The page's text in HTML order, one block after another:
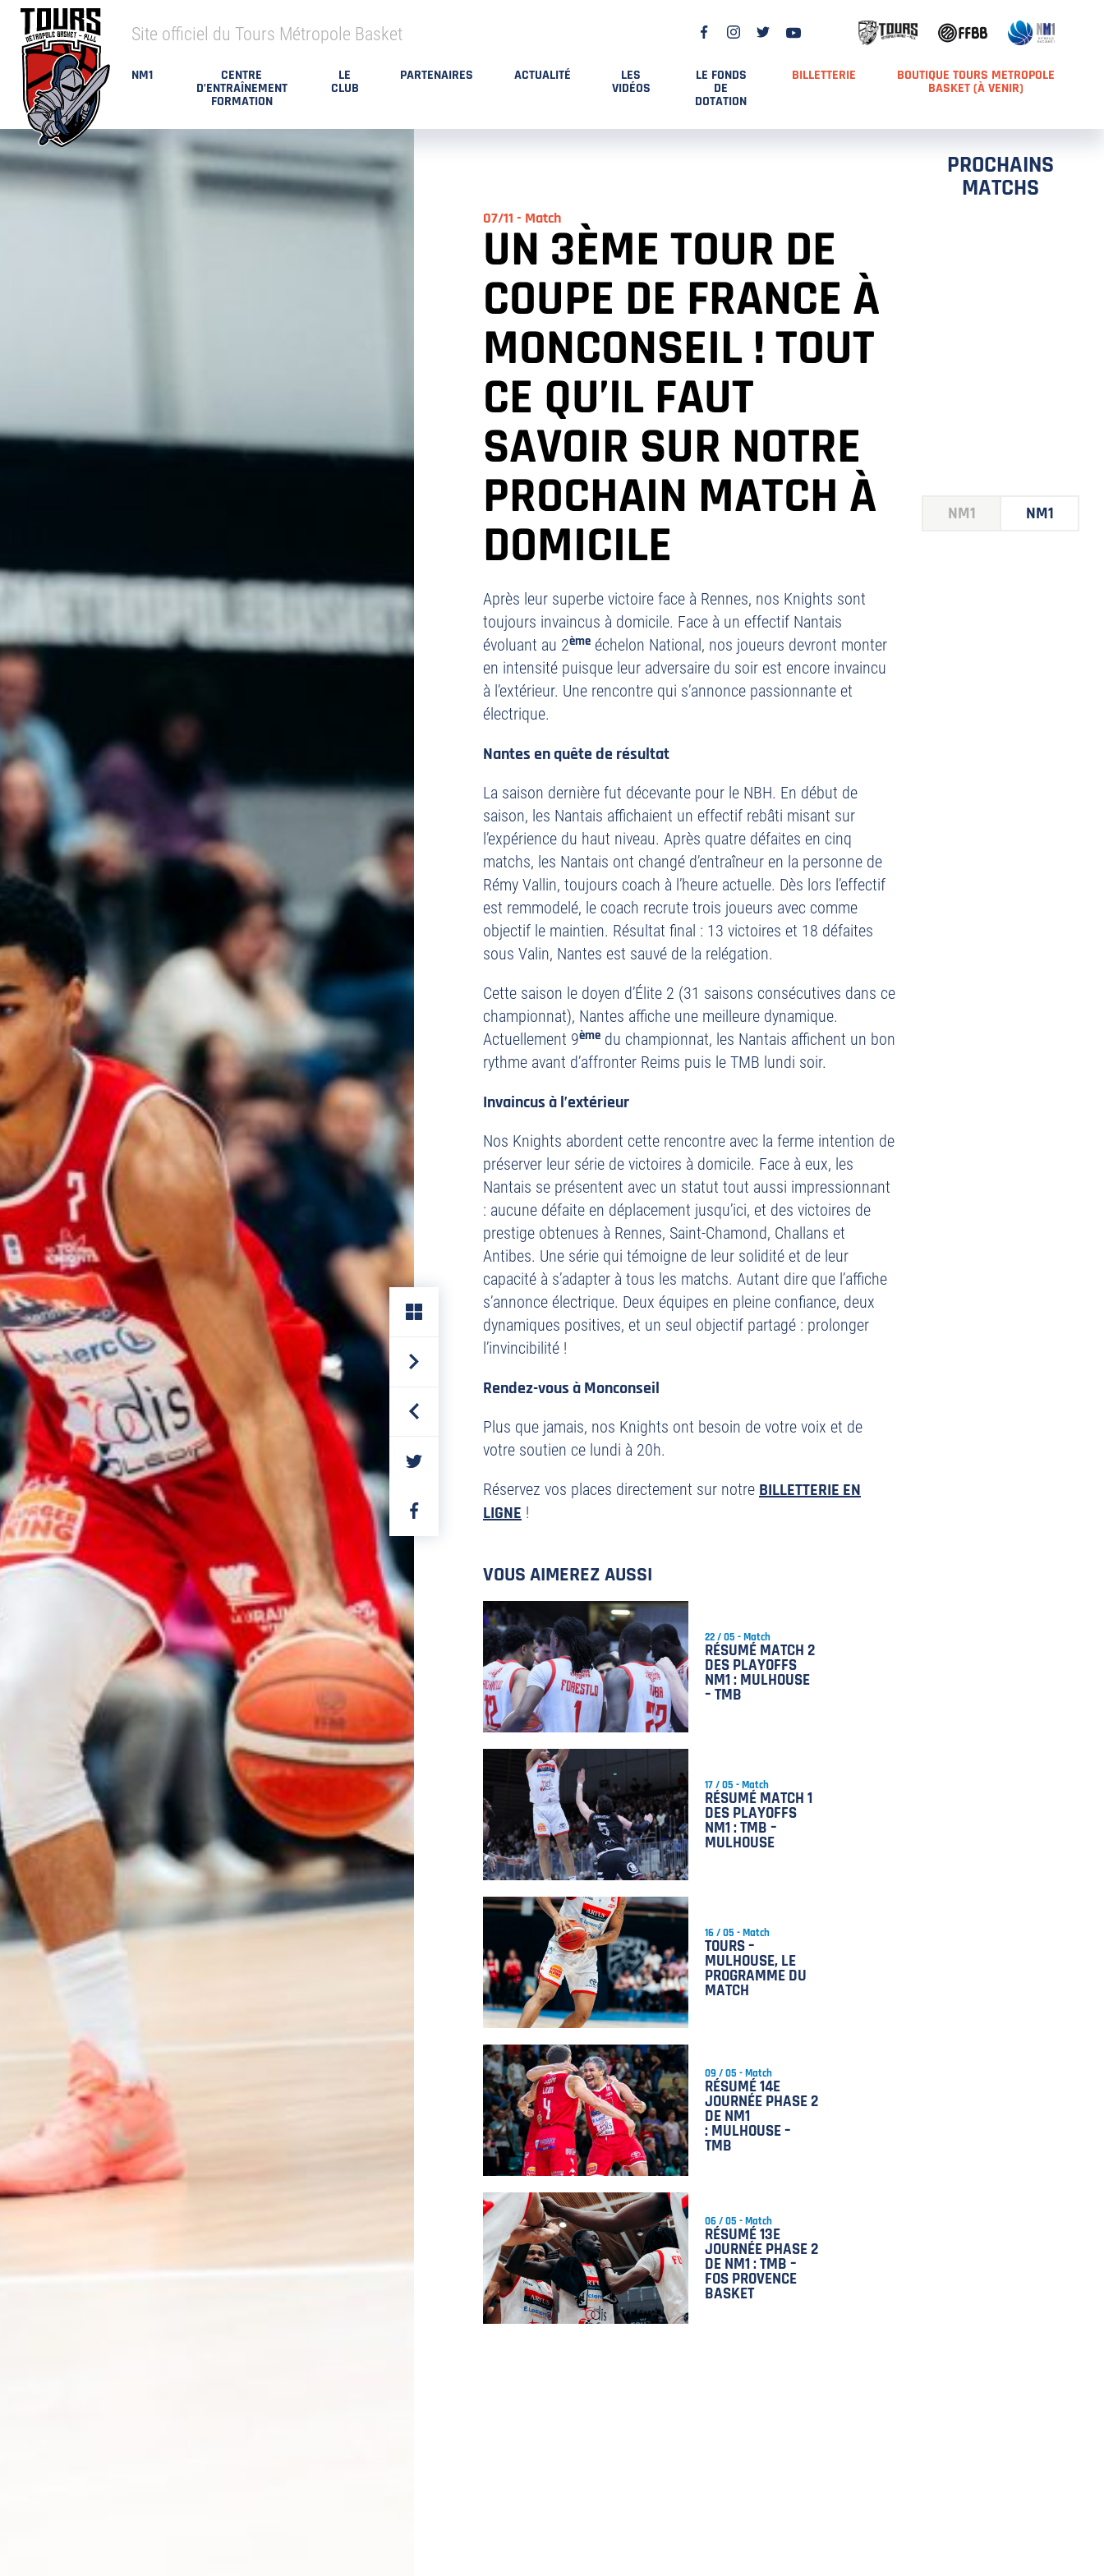
Site officiel du Tours Métropole Basket
NM1 CENTRE
D’ENTRAÎNEMENT
FORMATION
LE
CLUB
PARTENAIRES ACTUALITÉ LES
VIDÉOS
LE FONDS
DE
DOTATION
BILLETTERIE BOUTIQUE TOURS METROPOLE
BASKET (À VENIR)
PARTAGER
SUR
PARTAGER
SUR
FACEBOOK
07/11 - Match
UN 3ÈME TOUR DE
COUPE DE FRANCE À
MONCONSEIL ! TOUT
CE QU’IL FAUT
SAVOIR SUR NOTRE
PROCHAIN MATCH À
DOMICILE
Après leur superbe victoire face à Rennes, nos Knights sont
toujours invaincus à domicile. Face à un effectif Nantais
évoluant au 2ème échelon National, nos joueurs devront monter
en intensité puisque leur adversaire du soir est encore invaincu
à l’extérieur. Une rencontre qui s’annonce passionnante et
électrique.
Nantes en quête de résultat
La saison dernière fut décevante pour le NBH. En début de
saison, les Nantais affichaient un effectif rebâti misant sur
l’expérience du haut niveau. Après quatre défaites en cinq
matchs, les Nantais ont changé d’entraîneur en la personne de
Rémy Vallin, toujours coach à l’heure actuelle. Dès lors l’effectif
est remmodelé, le coach recrute trois joueurs avec comme
objectif le maintien. Résultat final : 13 victoires et 18 défaites
sous Valin, Nantes est sauvé de la relégation.
Cette saison le doyen d’Élite 2 (31 saisons consécutives dans ce
championnat), Nantes affiche une meilleure dynamique.
Actuellement 9ème du championnat, les Nantais affichent un bon
rythme avant d’affronter Reims puis le TMB lundi soir.
Invaincus à l’extérieur
Nos Knights abordent cette rencontre avec la ferme intention de
préserver leur série de victoires à domicile. Face à eux, les
Nantais se présentent avec un statut tout aussi impressionnant
: aucune défaite en déplacement jusqu’ici, et des victoires de
prestige obtenues à Rennes, Saint-Chamond, Challans et
Antibes. Une série qui témoigne de leur solidité et de leur
capacité à s’adapter à tous les matchs. Autant dire que l’affiche
s’annonce électrique. Deux équipes en pleine confiance, deux
dynamiques positives, et un seul objectif partagé : prolonger
l’invincibilité !
Rendez-vous à Monconseil
Plus que jamais, nos Knights ont besoin de votre voix et de
votre soutien ce lundi à 20h.
Réservez vos places directement sur notre BILLETTERIE EN
LIGNE !
VOUS AIMEREZ AUSSI
22 / 05 - Match
RÉSUMÉ MATCH 2
DES PLAYOFFS
NM1 : MULHOUSE
– TMB
17 / 05 - Match
RÉSUMÉ MATCH 1
DES PLAYOFFS
NM1 : TMB –
MULHOUSE
16 / 05 - Match
TOURS –
MULHOUSE, LE
PROGRAMME DU
MATCH
09 / 05 - Match
RÉSUMÉ 14E
JOURNÉE PHASE 2
DE NM1
: MULHOUSE –
TMB
06 / 05 - Match
RÉSUMÉ 13E
JOURNÉE PHASE 2
DE NM1 : TMB –
FOS PROVENCE
BASKET
PROCHAINS
MATCHS
NM1 NM1